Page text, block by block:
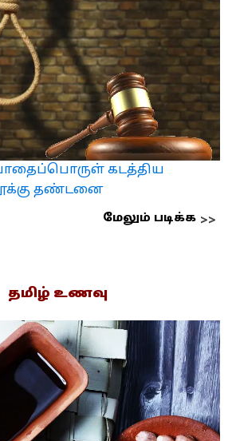
கடத்திய
தண்டனை
மேலும் படிக்க
தமிழ் உணவு